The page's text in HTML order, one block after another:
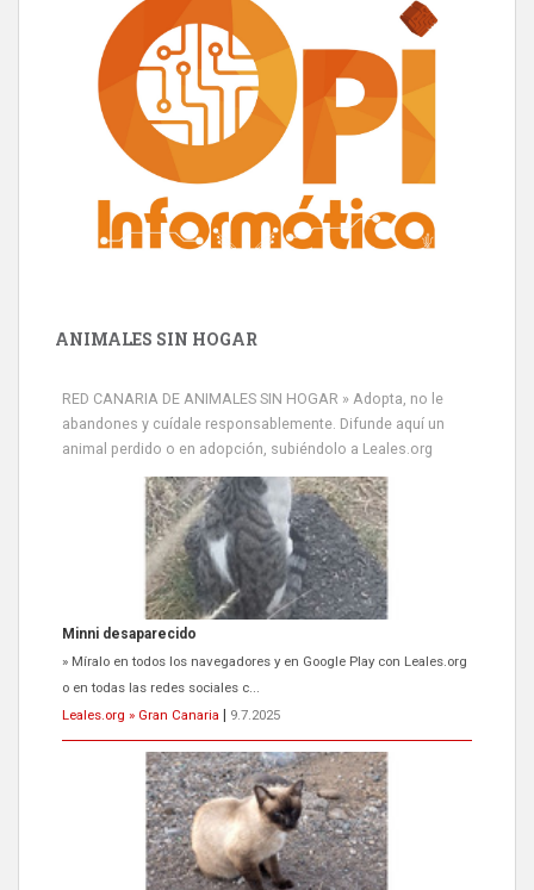
ANIMALES SIN HOGAR
RED CANARIA DE ANIMALES SIN HOGAR » Adopta, no le
abandones y cuídale responsablemente. Difunde aquí un
animal perdido o en adopción, subiéndolo a Leales.org
Minni desaparecido
» Míralo en todos los navegadores y en Google Play con Leales.org
o en todas las redes sociales c...
Leales.org » Gran Canaria
9.7.2025